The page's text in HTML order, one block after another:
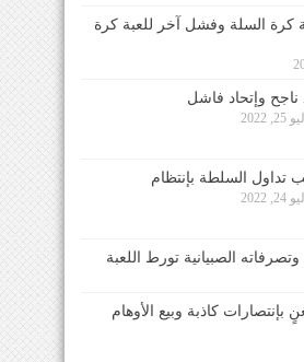
كرة السلة وفشل آخر للعبة كرة
ناجح وإتحاد فاشل
2022
تداول السلطة بإنتظام
2022
وتصرفاته الصبيانية تورط اللعبة
بإنتصارات كاذبة وبيع الأوهام